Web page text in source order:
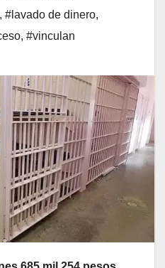
, #lavado de dinero,
, #vinculan